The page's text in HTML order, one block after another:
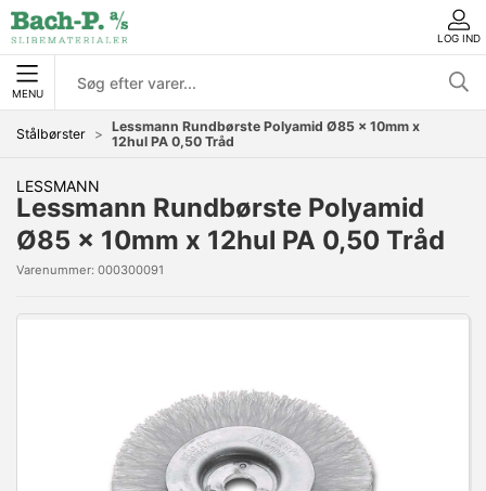
LOG IND
MENU
Stålbørster
Lessmann Rundbørste Polyamid Ø85 x 10mm x
12hul PA 0,50 Tråd
LESSMANN
Lessmann Rundbørste Polyamid
Ø85 x 10mm x 12hul PA 0,50 Tråd
Varenummer: 000300091